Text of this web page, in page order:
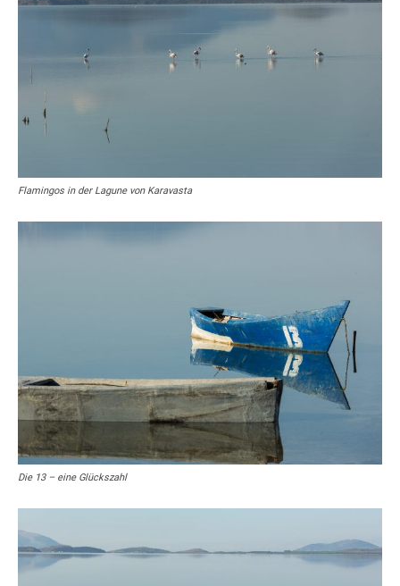
Flamingos in der Lagune von Karavasta
Die 13 – eine Glückszahl